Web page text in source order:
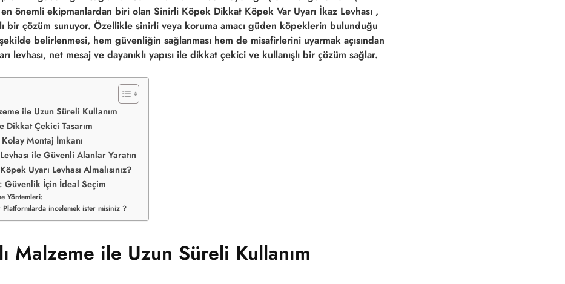
önemli ekipmanlardan biri olan Sinirli Köpek Dikkat Köpek Var Uyarı İkaz Levhası ,
bir çözüm sunuyor. Özellikle sinirli veya koruma amacı güden köpeklerin bulunduğu
belirlenmesi, hem güvenliğin sağlanması hem de misafirlerini uyarmak açısından
levhası, net mesaj ve dayanıklı yapısı ile dikkat çekici ve kullanışlı bir çözüm sağlar.
ile Uzun Süreli Kullanım
Dikkat Çekici Tasarım
Kolay Montaj İmkanı
ile Güvenli Alanlar Yaratın
Uyarı Levhası Almalısınız?
Güvenlik İçin İdeal Seçim
Yöntemleri:
Platformlarda incelemek ister misiniz ?
Malzeme ile Uzun Süreli Kullanım